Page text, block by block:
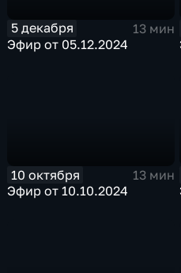
5 декабря
13 мин
Эфир от 05.12.2024
10 октября
13 мин
Эфир от 10.10.2024